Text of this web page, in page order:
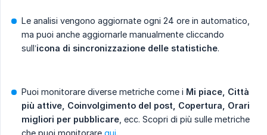
Le analisi vengono aggiornate ogni 24 ore in automatico,
ma puoi anche aggiornarle manualmente cliccando
sull’icona di sincronizzazione delle statistiche.
Puoi monitorare diverse metriche come i Mi piace, Città
più attive, Coinvolgimento del post, Copertura, Orari
migliori per pubblicare , ecc. Scopri di più sulle metriche
che puoi monitorare qui.